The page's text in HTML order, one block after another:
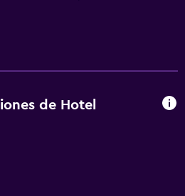
de Hotel